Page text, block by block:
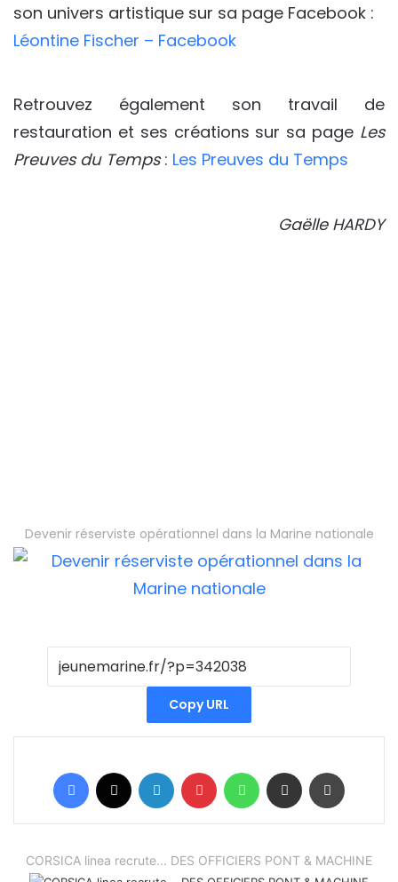
son univers artistique sur sa page Facebook :
Léontine Fischer – Facebook
Retrouvez également son travail de
restauration et ses créations sur sa page Les
Preuves du Temps: Les Preuves du Temps
Gaëlle HARDY
Devenir réserviste opérationnel dans la Marine nationale
Copy URL
Facebook Linkedin Pinterest WhatsAppPartager par email
CORSICA linea recrute... DES OFFICIERS PONT & MACHINE